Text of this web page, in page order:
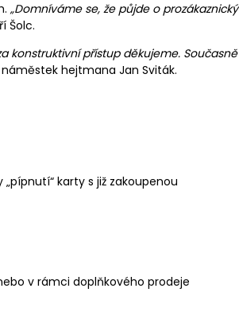
„Domníváme se, že půjde o prozákaznický
Šolc.
konstruktivní přístup děkujeme. Současně
hejtmana Jan Sviták.
karty s již zakoupenou
v rámci doplňkového prodeje